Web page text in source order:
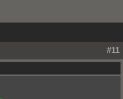
#11